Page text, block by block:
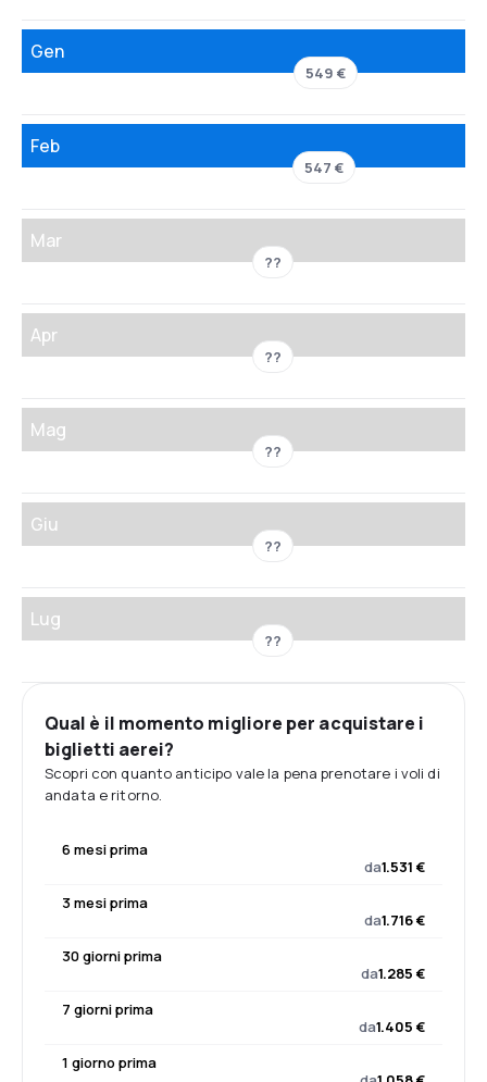
Gen
549 €
Feb
547 €
Mar
??
Apr
??
Mag
??
Giu
??
Lug
??
Qual è il momento migliore per acquistare i
biglietti aerei?
Scopri con quanto anticipo vale la pena prenotare i voli di
andata e ritorno.
6 mesi prima
da1.531 €
3 mesi prima
da1.716 €
30 giorni prima
da1.285 €
7 giorni prima
da1.405 €
1 giorno prima